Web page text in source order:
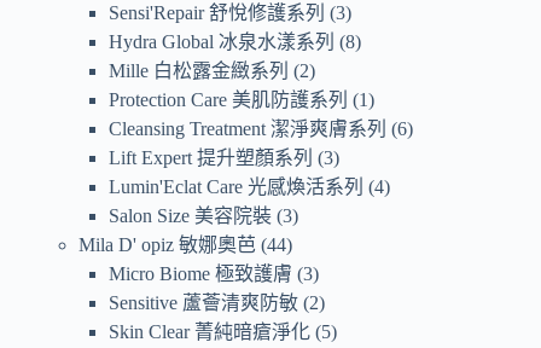
Sensi'Repair 舒悅修護系列
3
Hydra Global 冰泉水漾系列
8
Mille 白松露金緻系列
2
Protection Care 美肌防護系列
1
Cleansing Treatment 潔淨爽膚系列
6
Lift Expert 提升塑顏系列
3
Lumin'Eclat Care 光感煥活系列
4
Salon Size 美容院裝 3
Mila D' opiz 敏娜奧芭 44
Micro Biome 極致護膚 3
Sensitive 蘆薈清爽防敏 2
Skin Clear 菁純暗瘡淨化 5